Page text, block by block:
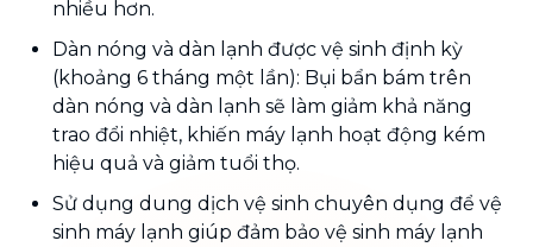
nhiều hơn.
Dàn nóng và dàn lạnh được vệ sinh định kỳ
(khoảng 6 tháng một lần): Bụi bẩn bám trên
dàn nóng và dàn lạnh sẽ làm giảm khả năng
trao đổi nhiệt, khiến máy lạnh hoạt động kém
hiệu quả và giảm tuổi thọ.
Sử dụng dung dịch vệ sinh chuyên dụng để vệ
sinh máy lạnh giúp đảm bảo vệ sinh máy lạnh